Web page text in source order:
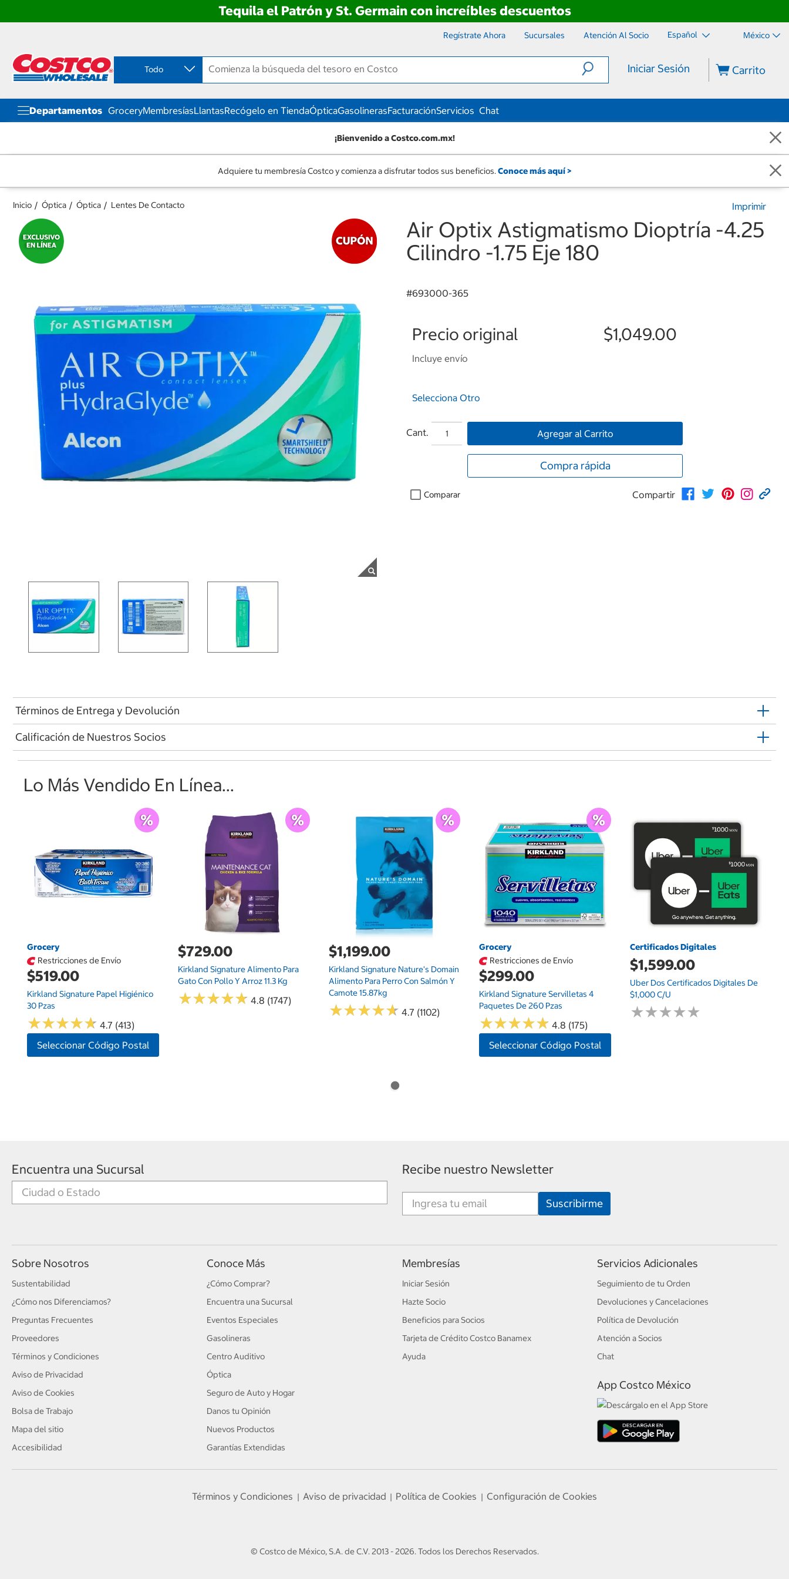
Tequila el Patrón y St. Germain con increíbles descuentos
contenido
menú
navegación
Regístrate Ahora Sucursales Atención Al Socio Español México
Todo Iniciar Sesión Carrito
Departamentos GroceryMembresíasLlantasRecógelo en TiendaÓpticaGasolinerasFacturaciónServicios Chat
¡Bienvenido a Costco.com.mx!
Adquiere tu membresía Costco y comienza a disfrutar todos sus beneficios. Conoce más aquí >
Inicio Óptica Óptica Lentes De Contacto Imprimir
Air Optix Astigmatismo Dioptría -4.25
Cilindro -1.75 Eje 180
#693000-365
Precio original $1,049.00
Incluye envío
Selecciona Otro
Cant. Agregar al Carrito
Compra rápida
Comparar Compartir
Términos de Entrega y Devolución
Calificación de Nuestros Socios
Lo Más Vendido En Línea...
Grocery
Restricciones de Envío
$519.00
Kirkland Signature Papel Higiénico
30 Pzas
★★★★★
★★★★★ 4.7 (413)
Seleccionar Código Postal
$729.00
Kirkland Signature Alimento Para
Gato Con Pollo Y Arroz 11.3 Kg
★★★★★
★★★★★ 4.8 (1747)
$1,199.00
Kirkland Signature Nature's Domain
Alimento Para Perro Con Salmón Y
Camote 15.87kg
★★★★★
★★★★★ 4.7 (1102)
Grocery
Restricciones de Envío
$299.00
Kirkland Signature Servilletas 4
Paquetes De 260 Pzas
★★★★★
★★★★★ 4.8 (175)
Seleccionar Código Postal
Certificados Digitales
$1,599.00
Uber Dos Certificados Digitales De
$1,000 C/u
★★★★★
★★★★★
Encuentra una Sucursal Recibe nuestro Newsletter
Sobre Nosotros
Sustentabilidad
¿Cómo nos Diferenciamos?
Preguntas Frecuentes
Proveedores
Términos y Condiciones
Aviso de Privacidad
Aviso de Cookies
Bolsa de Trabajo
Mapa del sitio
Accesibilidad
Conoce Más
¿Cómo Comprar?
Encuentra una Sucursal
Eventos Especiales
Gasolineras
Centro Auditivo
Óptica
Seguro de Auto y Hogar
Danos tu Opinión
Nuevos Productos
Garantías Extendidas
Membresías
Iniciar Sesión
Hazte Socio
Beneficios para Socios
Tarjeta de Crédito Costco Banamex
Ayuda
Servicios Adicionales
Seguimiento de tu Orden
Devoluciones y Cancelaciones
Política de Devolución
Atención a Socios
Chat
App Costco México
Términos y Condiciones | Aviso de privacidad | Política de Cookies | Configuración de Cookies
© Costco de México, S.A. de C.V.2013 - 2026.Todos los Derechos Reservados.